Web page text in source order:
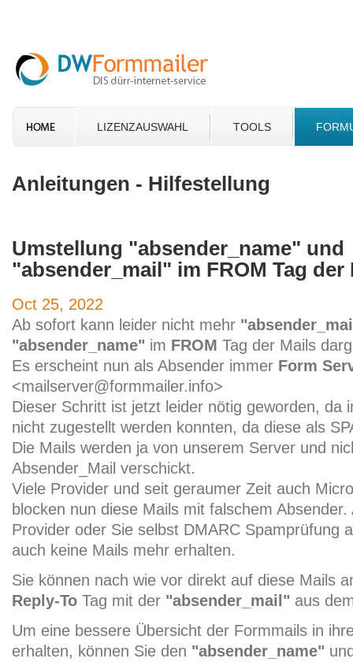
LIZENZAUSWAHL TOOLS
Anleitungen - Hilfestellung
Umstellung "absender_name" und
"absender_mail" im FROM Tag der
Oct 25, 2022
Ab sofort kann leider nicht mehr
"absender_name" im FROM Tag der Mails
Es erscheint nun als Absender immer Form
<mailserver@formmailer.info>
Dieser Schritt ist jetzt leider nötig geworden, da
nicht zugestellt werden konnten, da diese als
Die Mails werden ja von unserem Server und
Absender_Mail verschickt.
Viele Provider und seit geraumer Zeit auch
blocken nun diese Mails mit falschem Absender.
Provider oder Sie selbst DMARC Spamprüfung
auch keine Mails mehr erhalten.
Sie können nach wie vor direkt auf diese Mails
Reply-To Tag mit der "absender_mail" aus
Um eine bessere Übersicht der Formmails in
erhalten, können Sie den "absender_name"